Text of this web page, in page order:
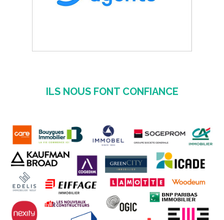
ILS NOUS FONT CONFIANCE